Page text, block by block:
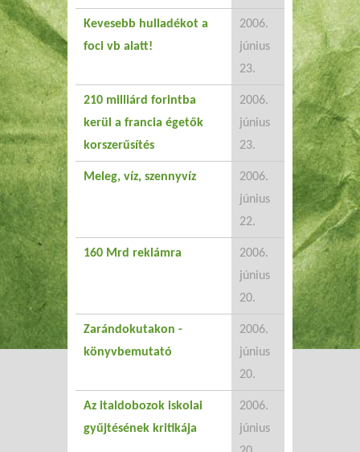
Kevesebb hulladékot a
foci vb alatt!
2006.
június
23.
210 milliárd forintba
kerül a francia égetők
korszerűsítés
2006.
június
23.
Meleg, víz, szennyvíz
2006.
június
22.
160 Mrd reklámra
2006.
június
20.
Zarándokutakon -
könyvbemutató
2006.
június
20.
Az italdobozok iskolai
gyűjtésének kritikája
2006.
június